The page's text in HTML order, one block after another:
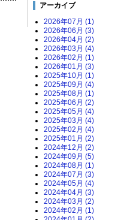
アーカイブ
2026年07月 (1)
2026年06月 (3)
2026年04月 (2)
2026年03月 (4)
2026年02月 (1)
2026年01月 (3)
2025年10月 (1)
2025年09月 (4)
2025年08月 (1)
2025年06月 (2)
2025年05月 (4)
2025年03月 (4)
2025年02月 (4)
2025年01月 (2)
2024年12月 (2)
2024年09月 (5)
2024年08月 (1)
2024年07月 (3)
2024年05月 (4)
2024年04月 (3)
2024年03月 (2)
2024年02月 (1)